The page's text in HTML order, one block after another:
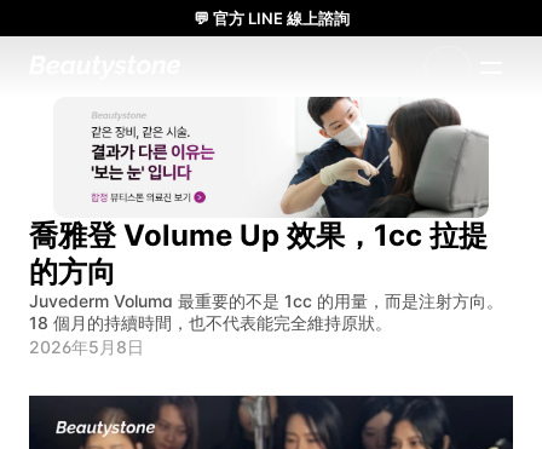
喬雅登 Volume Up 效果，1cc 拉提
的方向
Juvederm Voluma 最重要的不是 1cc 的用量，而是注射方向。
18 個月的持續時間，也不代表能完全維持原狀。
2026年5月8日
💬 官方 LINE 線上諮詢
🌸 Beauty Stone診所 參加 Meditox 曼谷大體工作坊 🌸